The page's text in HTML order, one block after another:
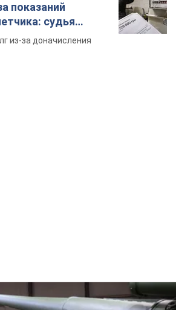
показаний
судья
решение
из-за доначисления